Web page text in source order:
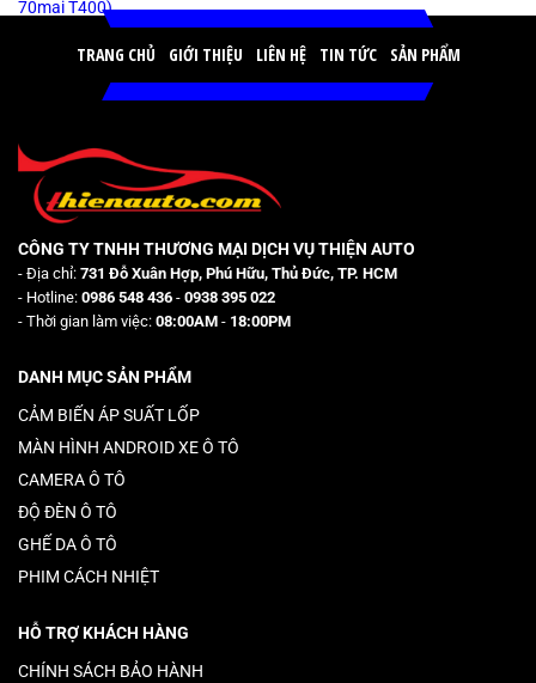
TRANG CHỦ GIỚI THIỆU LIÊN HỆ TIN TỨC SẢN PHẨM
CÔNG TY TNHH THƯƠNG MẠI DỊCH VỤ THIỆN AUTO
- Địa chỉ: 731 Đỗ Xuân Hợp, Phú Hữu, Thủ Đức, TP. HCM
- Hotline: 0986 548 436 - 0938 395 022
- Thời gian làm việc: 08:00AM - 18:00PM
DANH MỤC SẢN PHẨM
CẢM BIẾN ÁP SUẤT LỐP
MÀN HÌNH ANDROID XE Ô TÔ
CAMERA Ô TÔ
ĐỘ ĐÈN Ô TÔ
GHẾ DA Ô TÔ
PHIM CÁCH NHIỆT
HỖ TRỢ KHÁCH HÀNG
CHÍNH SÁCH BẢO HÀNH